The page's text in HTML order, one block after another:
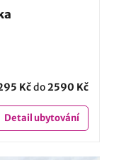
Kčdo2590 Kč
Detailubytování